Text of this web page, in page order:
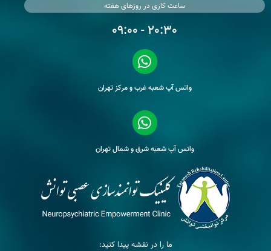
ساعت کاری در روزهای هفته
20:30 - 09:00
واتس آپ شعبه غرب و مرکز تهران
واتس آپ شعبه شرق و شمال تهران
ما را در نقشه پیدا کنید: